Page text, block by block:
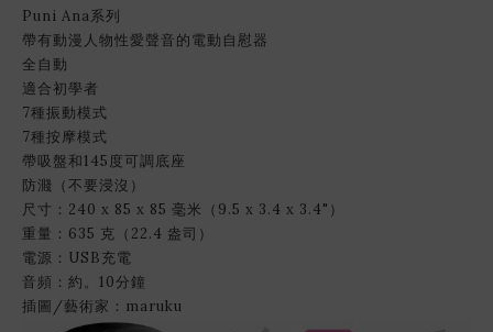
Puni Ana系列
帶有動漫人物性愛聲音的電動自慰器
全自動
適合初學者
7種振動模式
7種按摩模式
帶吸盤和145度可調底座
防濺（不要浸沒）
尺寸：240 x 85 x 85 毫米（9.5 x 3.4 x 3.4"）
重量：635 克（22.4 盎司）
電源：USB充電
音頻：約。10分鐘
插圖/藝術家：maruku